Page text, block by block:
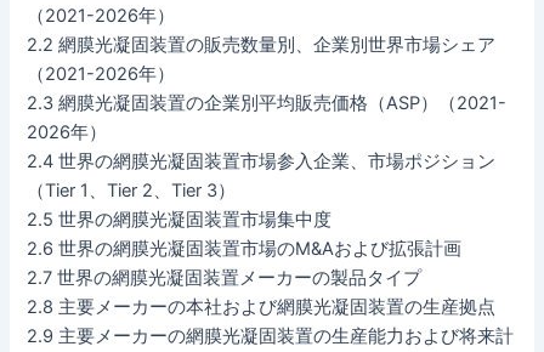
（2021-2026年）
2.2 網膜光凝固装置の販売数量別、企業別世界市場シェア
（2021-2026年）
2.3 網膜光凝固装置の企業別平均販売価格（ASP）（2021-
2026年）
2.4 世界の網膜光凝固装置市場参入企業、市場ポジション
（Tier 1、Tier 2、Tier 3）
2.5 世界の網膜光凝固装置市場集中度
2.6 世界の網膜光凝固装置市場のM&Aおよび拡張計画
2.7 世界の網膜光凝固装置メーカーの製品タイプ
2.8 主要メーカーの本社および網膜光凝固装置の生産拠点
2.9 主要メーカーの網膜光凝固装置の生産能力および将来計